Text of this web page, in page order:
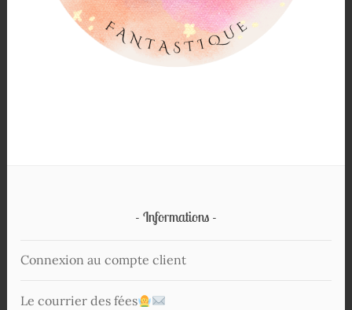
Informations
Connexion au compte client
Le courrier des fées